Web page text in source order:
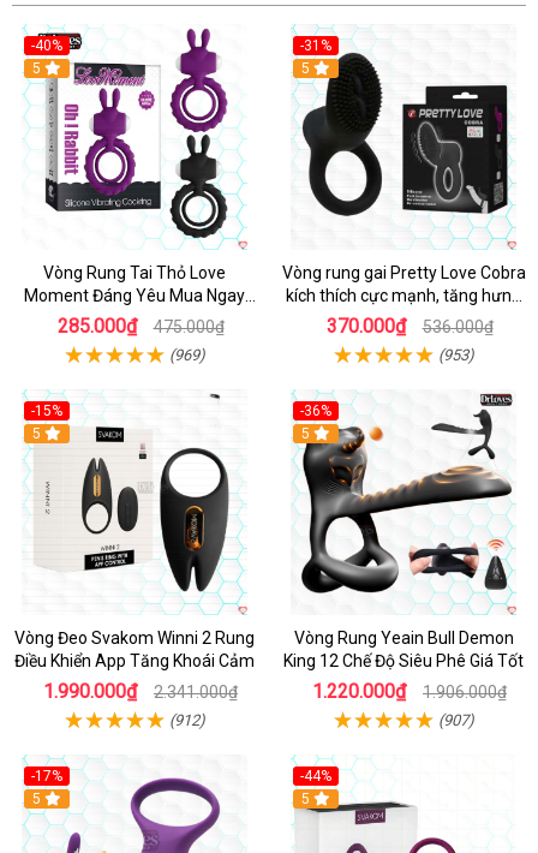
-40%
5
Vòng Rung Tai Thỏ Love
Moment Đáng Yêu Mua Ngay
Giá Tốt
285.000₫ 475.000₫
(969)
-31%
5
Vòng rung gai Pretty Love Cobra
kích thích cực mạnh, tăng hưng
phấn
370.000₫ 536.000₫
(953)
-15%
Hot
5
Vòng Đeo Svakom Winni 2 Rung
Điều Khiển App Tăng Khoái Cảm
1.990.000₫ 2.341.000₫
(912)
-36%
Hot
5
Vòng Rung Yeain Bull Demon
King 12 Chế Độ Siêu Phê Giá Tốt
1.220.000₫ 1.906.000₫
(907)
-17%
Hot
5
-44%
5